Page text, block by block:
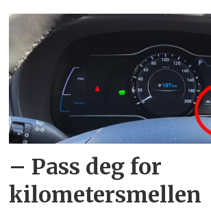
– Pass deg for
kilometersmellen